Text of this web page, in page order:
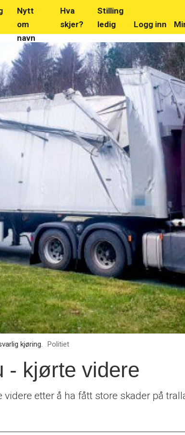
Nytt
om
navn
Hva
skjer?
Stilling
ledig
Logg inn
kjøring. Politiet
- kjørte videre
etter å ha fått store skader på